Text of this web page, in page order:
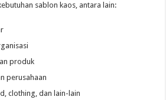
sablon kaos, antara lain:
produk
perusahaan
clothing, dan lain-lain